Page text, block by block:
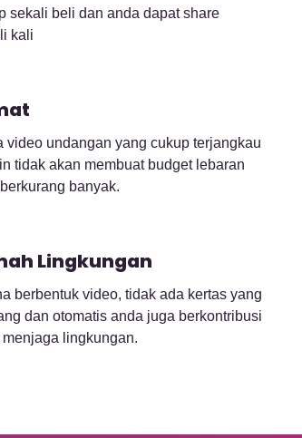
sekali beli dan anda dapat share
kali
video undangan yang cukup terjangkau
tidak akan membuat budget lebaran
banyak.
Lingkungan
berbentuk video, tidak ada kertas yang
dan otomatis anda juga berkontribusi
menjaga lingkungan.